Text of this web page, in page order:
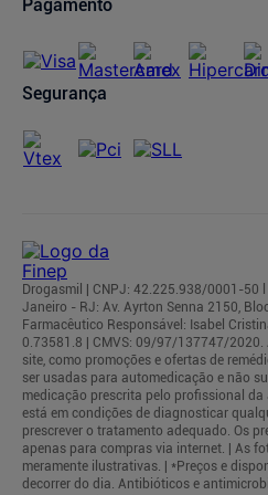
Pagamento
Segurança
Drogasmil | CNPJ: 42.225.938/0001-50
Janeiro - RJ: Av. Ayrton Senna 2150,
Farmacêutico Responsável: Isabel
0.73581.8 | CMVS: 09/97/137747/2020.
site, como promoções e ofertas de
ser usadas para automedicação e não
medicação prescrita pelo profissional da
está em condições de diagnosticar
prescrever o tratamento adequado. Os
apenas para compras via internet. | As
meramente ilustrativas. | *Preços e
decorrer do dia. Antibióticos e